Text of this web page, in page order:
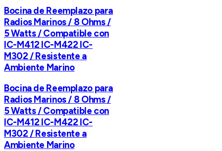
Bocina de Reemplazo para
Radios Marinos / 8 Ohms /
5 Watts / Compatible con
IC-M412 IC-M422 IC-
M302 / Resistente a
Ambiente Marino
Bocina de Reemplazo para
Radios Marinos / 8 Ohms /
5 Watts / Compatible con
IC-M412 IC-M422 IC-
M302 / Resistente a
Ambiente Marino